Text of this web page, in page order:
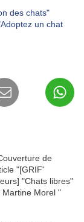
des chats"
un chat